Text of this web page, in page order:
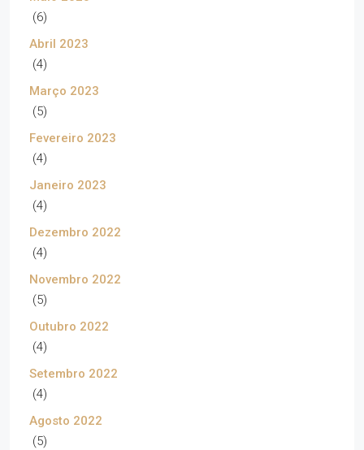
(6)
Abril 2023
(4)
Março 2023
(5)
Fevereiro 2023
(4)
Janeiro 2023
(4)
Dezembro 2022
(4)
Novembro 2022
(5)
Outubro 2022
(4)
Setembro 2022
(4)
Agosto 2022
(5)